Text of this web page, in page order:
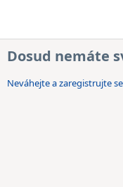
Dosud nemáte
Neváhejte a zaregistrujte